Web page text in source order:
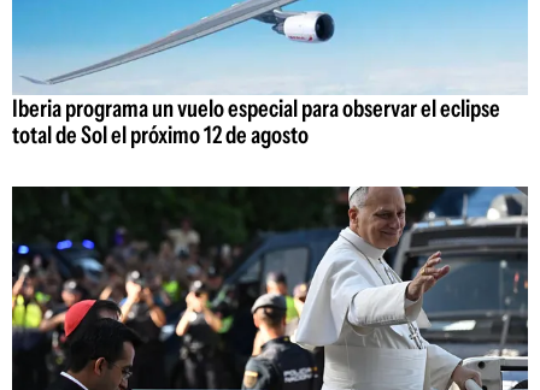
Iberia programa un vuelo especial para observar el eclipse
total de Sol el próximo 12 de agosto